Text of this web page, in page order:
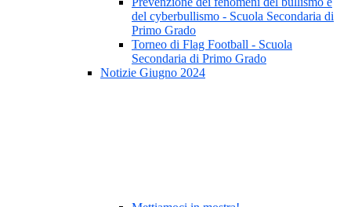
del cyberbullismo - Scuola Secondaria di
Primo Grado
Torneo di Flag Football - Scuola
Secondaria di Primo Grado
Notizie Giugno 2024